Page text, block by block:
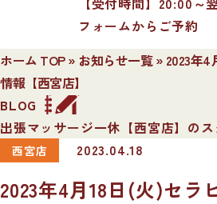
フォームからご予約
ホーム TOP» お知らせ一覧» 2023年4
情報【西宮店】
BLOG
出張マッサージ一休【西宮店】の
西宮店 2023.04.18
2023年4月18日(火)セラ